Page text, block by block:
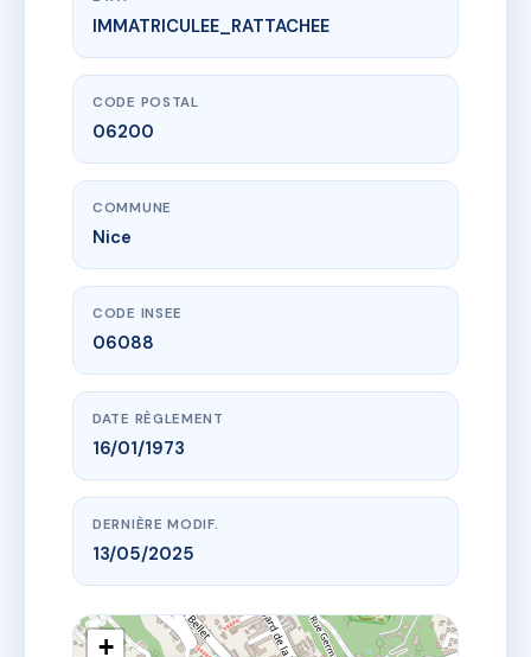
www.vme.plus/AC6406078
31 BOULEVARD CARLONE
31 bd carlone
IMMATRICULEE_RATTACHEE
CODE POSTAL
06200
COMMUNE
Nice
CODE INSEE
06088
DATE RÈGLEMENT
16/01/1973
DERNIÈRE MODIF.
13/05/2025
+